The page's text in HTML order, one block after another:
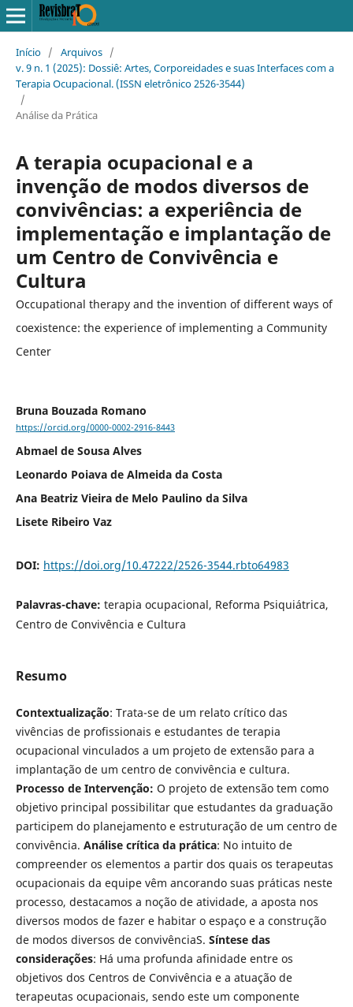
Início / Arquivos /
v. 9 n. 1 (2025): Dossiê: Artes, Corporeidades e suas Interfaces com a
Terapia Ocupacional. (ISSN eletrônico 2526-3544)
/
Análise da Prática
A terapia ocupacional e a
invenção de modos diversos de
convivências: a experiência de
implementação e implantação de
um Centro de Convivência e
Cultura
Occupational therapy and the invention of different ways of
coexistence: the experience of implementing a Community
Center
Bruna Bouzada Romano
https://orcid.org/0000-0002-2916-8443
Abmael de Sousa Alves
Leonardo Poiava de Almeida da Costa
Ana Beatriz Vieira de Melo Paulino da Silva
Lisete Ribeiro Vaz
DOI: https://doi.org/10.47222/2526-3544.rbto64983
Palavras-chave: terapia ocupacional, Reforma Psiquiátrica,
Centro de Convivência e Cultura
Resumo
Contextualização: Trata-se de um relato crítico das
vivências de profissionais e estudantes de terapia
ocupacional vinculados a um projeto de extensão para a
implantação de um centro de convivência e cultura.
Processo de Intervenção: O projeto de extensão tem como
objetivo principal possibilitar que estudantes da graduação
participem do planejamento e estruturação de um centro de
convivência. Análise crítica da prática: No intuito de
compreender os elementos a partir dos quais os terapeutas
ocupacionais da equipe vêm ancorando suas práticas neste
processo, destacamos a noção de atividade, a aposta nos
diversos modos de fazer e habitar o espaço e a construção
de modos diversos de convivênciaS. Síntese das
considerações: Há uma profunda afinidade entre os
objetivos dos Centros de Convivência e a atuação de
terapeutas ocupacionais, sendo este um componente